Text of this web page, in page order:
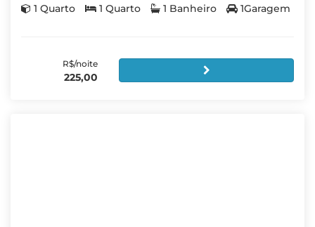
1 Quarto 1 Quarto 1 Banheiro 1Garagem
R$/noite
225,00